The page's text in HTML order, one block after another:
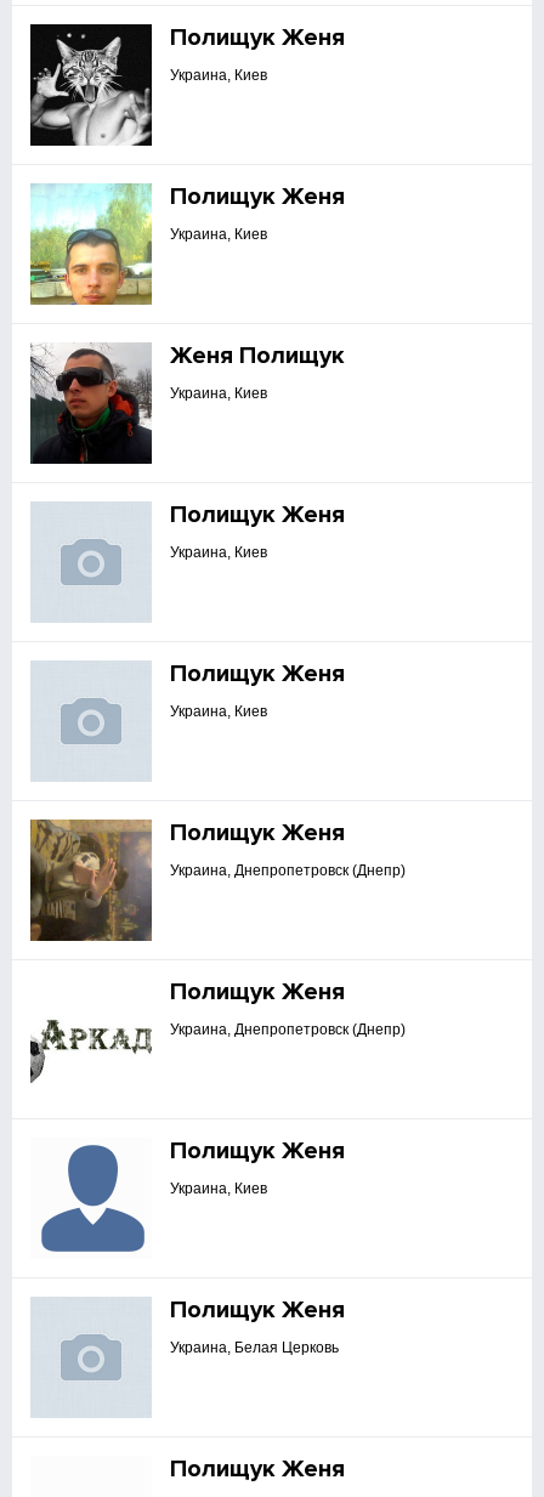
Полищук Женя
Украина, Киев
Полищук Женя
Украина, Киев
Женя Полищук
Украина, Киев
Полищук Женя
Украина, Киев
Полищук Женя
Украина, Киев
Полищук Женя
Украина, Днепропетровск (Днепр)
Полищук Женя
Украина, Днепропетровск (Днепр)
Полищук Женя
Украина, Киев
Полищук Женя
Украина, Белая Церковь
Полищук Женя